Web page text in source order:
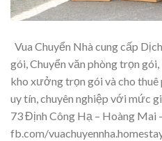
Vua Chuyển Nhà cung cấp
gói, Chuyển văn phòng trọn
kho xưởng trọn gói và cho
uy tín, chuyên nghiệp với mức
73 Định Công Hạ – Hoàng Mai
fb.com/